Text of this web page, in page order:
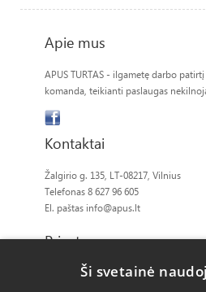
Apie mus
APUS TURTAS - ilgametę darbo
komanda, teikianti paslaugas
Kontaktai
Žalgirio g. 135, LT-08217, Vilnius
Telefonas 8 627 96 605
El. paštas info@apus.lt
Privatumas
Slapukų politikaŠi svetainė